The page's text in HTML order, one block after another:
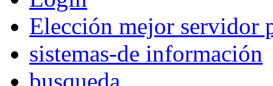
Elección mejor servidor
sistemas-de información
busqueda